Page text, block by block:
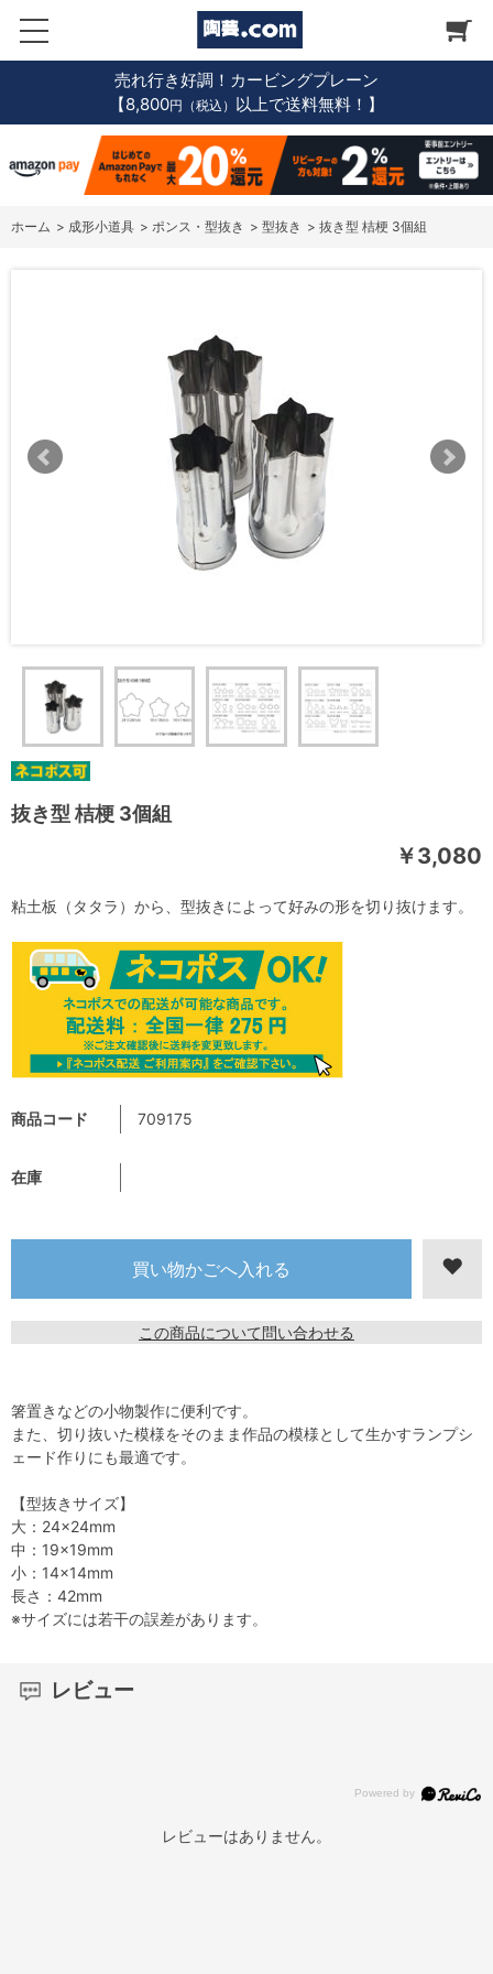
売れ行き好調！カービングプレーン
【8,800円（税込） 以上で送料無料！】
ホーム > 成形小道具 > ポンス・型抜き > 型抜き > 抜き型 桔梗 3個組
抜き型 桔梗 3個組
￥3,080
商品コード 709175
在庫
この商品について問い合わせる
粘土板（タタラ）から、型抜きによって好みの形を切り抜けます。
箸置きなどの小物製作に便利です。
また、切り抜いた模様をそのまま作品の模様として生かすランプシ
ェード作りにも最適です。
【型抜きサイズ】
大：24×24mm
中：19×19mm
小：14×14mm
長さ：42mm
※サイズには若干の誤差があります。
レビュー
レビューはありません。